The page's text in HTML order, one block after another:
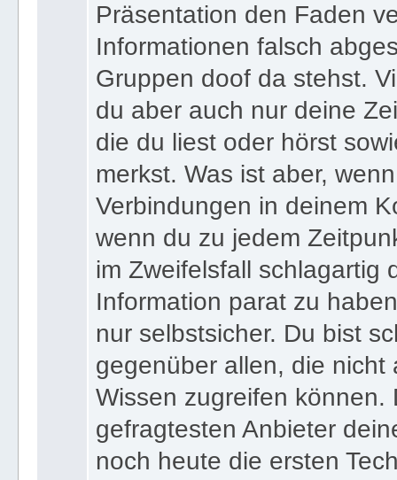
kannst. Dass du im
Präsentation den Faden
Informationen falsch
Gruppen doof da stehst.
du aber auch nur deine
die du liest oder hörst
merkst. Was ist aber,
Verbindungen in deinem
wenn du zu jedem
im Zweifelsfall schlagartig
Information parat zu
nur selbstsicher. Du bist
gegenüber allen, die nicht
Wissen zugreifen können.
gefragtesten Anbieter